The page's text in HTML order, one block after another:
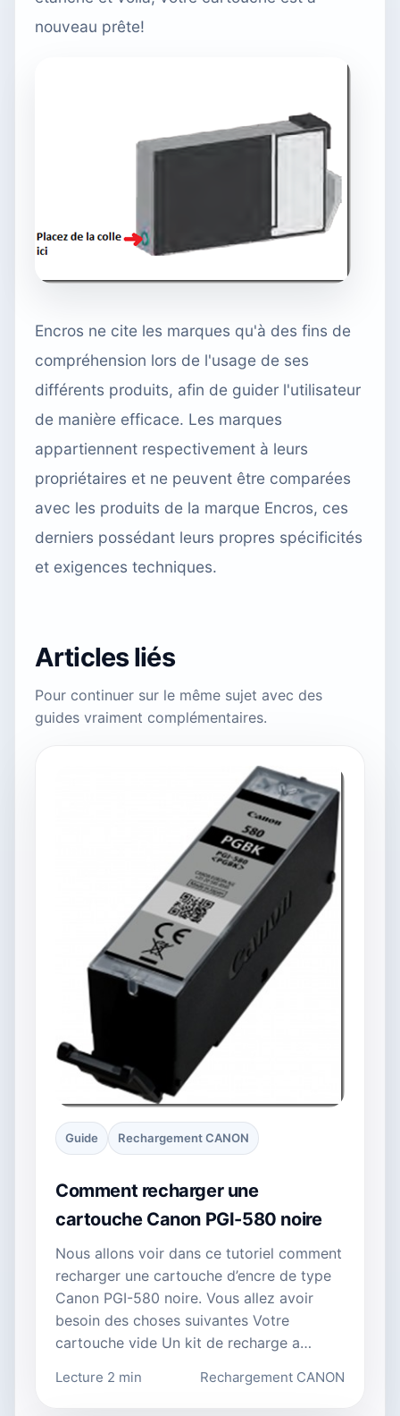
nouveau prête!
Encros ne cite les marques qu'à des fins de
compréhension lors de l'usage de ses
différents produits, afin de guider l'utilisateur
de manière efficace. Les marques
appartiennent respectivement à leurs
propriétaires et ne peuvent être comparées
avec les produits de la marque Encros, ces
derniers possédant leurs propres spécificités
et exigences techniques.
Articles liés
Pour continuer sur le même sujet avec des
guides vraiment complémentaires.
Guide Rechargement CANON
Comment recharger une
cartouche Canon PGI-580 noire
Nous allons voir dans ce tutoriel comment
recharger une cartouche d’encre de type
Canon PGI-580 noire. Vous allez avoir
besoin des choses suivantes Votre
cartouche vide Un kit de recharge a…
Lecture 2 min Rechargement CANON